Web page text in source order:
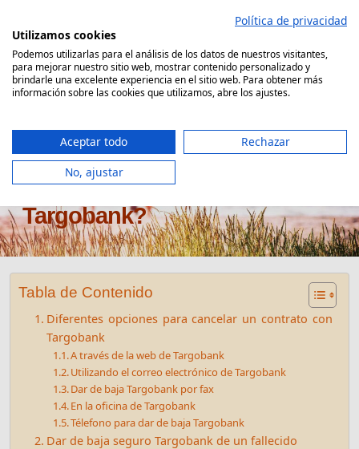
contenido
Comparador Seguro Decesos
¿Cómo dar de baja seguro
Targobank?
Tabla de Contenido
Diferentes opciones para cancelar un contrato con
Targobank
A través de la web de Targobank
Utilizando el correo electrónico de Targobank
Dar de baja Targobank por fax
En la oficina de Targobank
Télefono para dar de baja Targobank
Dar de baja seguro Targobank de un fallecido
Política de privacidad
Utilizamos cookies
Podemos utilizarlas para el análisis de los datos de nuestros visitantes,
para mejorar nuestro sitio web, mostrar contenido personalizado y
brindarle una excelente experiencia en el sitio web. Para obtener más
información sobre las cookies que utilizamos, abre los ajustes.
Aceptar todo
Rechazar
No, ajustar